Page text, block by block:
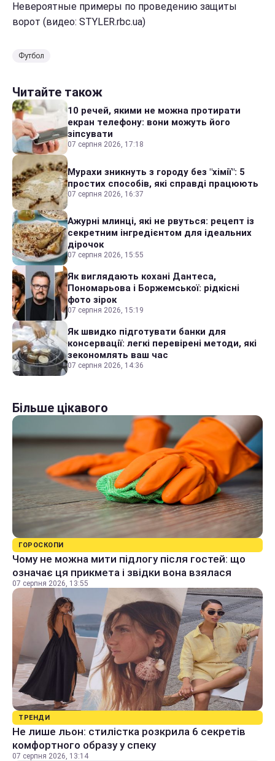
Невероятные примеры по проведению защиты
ворот (видео: STYLER.rbc.ua)
Футбол
Читайте також
10 речей, якими не можна протирати
екран телефону: вони можуть його
зіпсувати
07 серпня 2026, 17:18
Мурахи зникнуть з городу без "хімії": 5
простих способів, які справді працюють
07 серпня 2026, 16:37
Ажурні млинці, які не рвуться: рецепт із
секретним інгредієнтом для ідеальних
дірочок
07 серпня 2026, 15:55
Як виглядають кохані Дантеса,
Пономарьова і Боржемської: рідкісні
фото зірок
07 серпня 2026, 15:19
Як швидко підготувати банки для
консервації: легкі перевірені методи, які
зекономлять ваш час
07 серпня 2026, 14:36
Більше цікавого
ГОРОСКОПИ
Чому не можна мити підлогу після гостей: що
означає ця прикмета і звідки вона взялася
07 серпня 2026, 13:55
ТРЕНДИ
Не лише льон: стилістка розкрила 6 секретів
комфортного образу у спеку
07 серпня 2026, 13:14